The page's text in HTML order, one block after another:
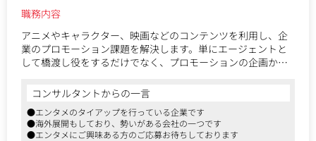
選書された書籍の中からー冊の本をレコメンドするシステム
開発
・人口密度や、周辺の天候などの環境情報をAIが解析し、よ
り自然現象に近い予測できない感覚的なインタラクティブア
ート
変更の範囲：会社の定めるすべての業務
職務内容
アニメやキャラクター、映画などのコンテンツを利用し、企
業のプロモーション課題を解決します。単にエージェントと
して橋渡し役をするだけでなく、プロモーションの企画から
クライアントと関係性を築いてニーズを汲み取り企画立案か
ら提案を行い、決定後はディレクションも担当することもあ
ります。
コンサルタントからの一言
●エンタメのタイアップを行っている企業です
●海外展開もしており、勢いがある会社の一つです
●エンタメにご興味ある方のご応募お待ちしております